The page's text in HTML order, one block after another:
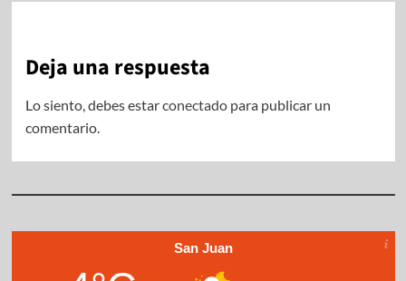
Deja una respuesta
Lo siento, debes estarconectadopara publicar un
comentario.
San Juan